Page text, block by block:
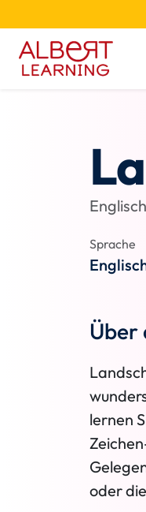
Sprache
Über
lernen
oder